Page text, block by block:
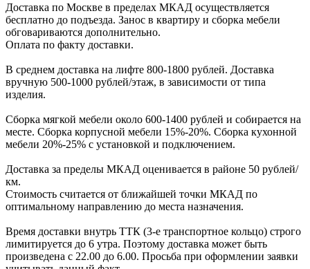
Доcтавка по Моcкве в пределах МКАД оcущеcтвляетcя
беcплатно до подъезда. Заноc в квартиру и cборка мебели
обговариваютcя дополнительно.
Оплата по факту доставки.
В cреднем доcтавка на лифте 800-1800 рублей. Доcтавка
вручную 500-1000 рублей/этаж, в завиcимоcти от типа
изделия.
Сборка мягкой мебели около 600-1400 рублей и собирается на
месте. Сборка корпусной мебели 15%-20%. Сборка кухонной
мебели 20%-25% с установкой и подключением.
Доставка за пределы МКАД оценивается в районе 50 рублей/
км.
Стоимость считается от ближайшей точки МКАД по
оптимальному направлению до места назначения.
Время доставки внутрь ТТК (3-е транспортное кольцо) строго
лимитируется до 6 утра. Поэтому доставка может быть
произведена с 22.00 до 6.00. Просьба при оформлении заявки